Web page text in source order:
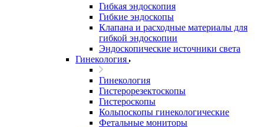
Гибкая эндоскопия
Гибкие эндоскопы
Клапана и расходные материалы для
гибкой эндоскопии
Эндоскопические источники света
Гинекология
Гинекология
Гистерорезектоскопы
Гистероскопы
Кольпоскопы гинекологические
Фетальные мониторы